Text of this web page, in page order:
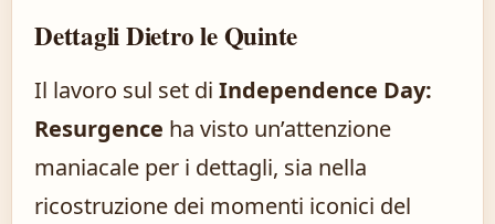
Dettagli Dietro le Quinte
Il lavoro sul set di Independence Day:
Resurgence ha visto un’attenzione
maniacale per i dettagli, sia nella
ricostruzione dei momenti iconici del